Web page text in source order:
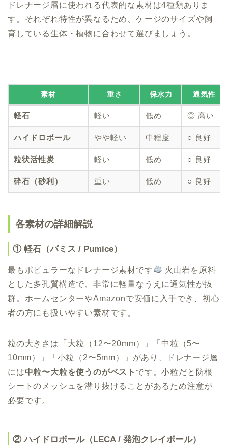
ドレナージ層に使われる代表的な素材は4種類ありま
す。それぞれ特性が異なるため、ケージのサイズや飼
育している生体・植物に合わせて選びましょう。
素材 重さ 保水力 通気性
軽石 軽い 低め ◎ 高い
ハイドロボール やや軽い 中程度 ○ 良好
粒状活性炭 軽い 低め ○ 良好
砕石（砂利） 重い 低め ○ 良好
各素材の詳細解説
① 軽石（パミス / Pumice）
最もポピュラーなドレナージ素材です
火山岩を原料
とした多孔質構造で、非常に軽量なうえに通気性が抜
群。ホームセンターやAmazonで安価に入手でき、初心
者の方にも扱いやすい素材です。
粒の大きさは「大粒（12〜20mm）」「中粒（5〜
10mm）」「小粒（2〜5mm）」があり、ドレナージ層
には中粒〜大粒を使うのがベスト です。小粒だと防根
シートのメッシュを潜り抜けることがあるため注意が
必要です。
② ハイドロボール（LECA / 発泡クレイボール）